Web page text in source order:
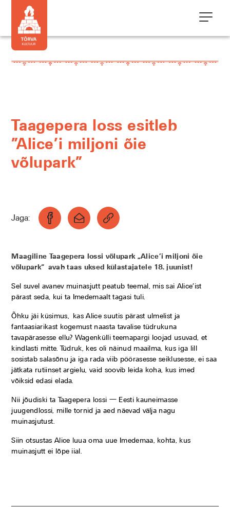
Taagepera loss esitleb
”Alice’i miljoni õie
võlupark”
Jaga:
Maagiline Taagepera lossi võlupark „Alice’i miljoni õie
võlupark“ avab taas uksed külastajatele 18. juunist!
Sel suvel avanev muinasjutt peatub teemal, mis sai Alice’ist
pärast seda, kui ta Imedemaalt tagasi tuli.
Õhku jäi küsimus, kas Alice suutis pärast ulmelist ja
fantaasiarikast kogemust naasta tavalise tüdrukuna
tavapärasesse ellu? Wagenkülli teemapargi loojad usuvad, et
kindlasti mitte. Tüdruk, kes oli näinud maailma, kus iga lill
sosistab salasõnu ja iga rada viib pöörasesse seiklusesse, ei saa
jätkata rutiinset argielu, vaid soovib leida koha, kus imed
võiksid edasi elada.
Nii jõudiski ta Taagepera lossi — Eesti kauneimasse
juugendlossi, mille tornid ja aed näevad välja nagu
muinasjutust.
Siin otsustas Alice luua oma uue Imedemaa, kohta, kus
muinasjutt ei lõpe iial.